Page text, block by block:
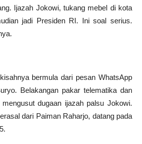
Ijazah Jokowi, tukang mebel di kota
jadi Presiden RI. Ini soal serius.
bermula dari pesan WhatsApp
Belakangan pakar telematika dan
dugaan ijazah palsu Jokowi.
dari Paiman Raharjo, datang pada